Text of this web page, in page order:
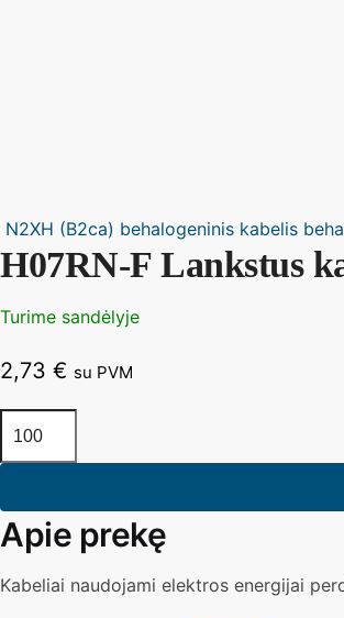
N2XH (B2ca) behalogeninis kabelis
H07RN-F Lankstus
Turime sandėlyje
2,73 € su PVM
Apie prekę
Kabeliai naudojami elektros energijai